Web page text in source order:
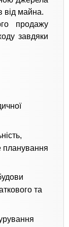
від майна.
продажу
завдяки
планування
та